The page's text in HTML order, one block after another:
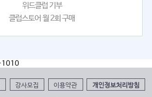
위드클럽 기부
클럽스토어 월 2회 구매
강사모집 이용약관 개인정보처리방침